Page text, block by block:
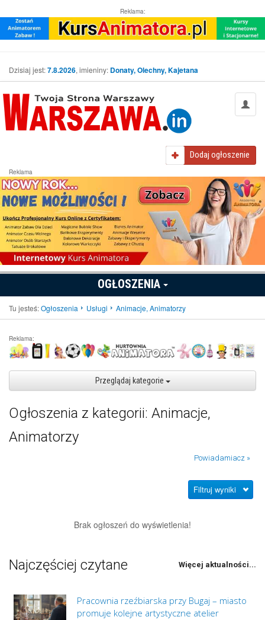
Reklama:
Dzisiaj jest:7.8.2026, imieniny: Donaty, Olechny, Kajetana
Dodaj ogłoszenie
Reklama
OGŁOSZENIA
Tu jesteś:Ogłoszenia Usługi Animacje, Animatorzy
Reklama:
Przeglądaj kategorie
Ogłoszenia z kategorii: Animacje,
Animatorzy
Powiadamiacz »
Filtruj wyniki
Brak ogłoszeń do wyświetlenia!
Najczęściej czytane Więcej aktualności...
Pracownia rzeźbiarska przy Bugaj – miasto
promuje kolejne artystyczne atelier